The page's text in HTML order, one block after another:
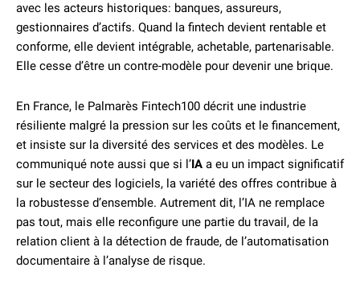
avec les acteurs historiques: banques, assureurs,
gestionnaires d’actifs. Quand la fintech devient rentable et
conforme, elle devient intégrable, achetable, partenarisable.
Elle cesse d’être un contre-modèle pour devenir une brique.
En France, le Palmarès Fintech100 décrit une industrie
résiliente malgré la pression sur les coûts et le financement,
et insiste sur la diversité des services et des modèles. Le
communiqué note aussi que si l’IA a eu un impact significatif
sur le secteur des logiciels, la variété des offres contribue à
la robustesse d’ensemble. Autrement dit, l’IA ne remplace
pas tout, mais elle reconfigure une partie du travail, de la
relation client à la détection de fraude, de l’automatisation
documentaire à l’analyse de risque.